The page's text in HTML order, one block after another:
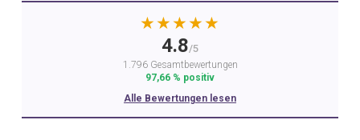
★★★★★
4.8/5
1.796 Gesamtbewertungen
97,66 % positiv
Alle Bewertungen lesen